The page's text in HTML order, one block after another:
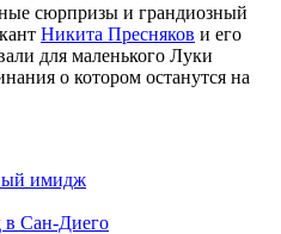
сюрпризы и грандиозный
Никита Пресняков и его
для маленького Луки
о котором останутся на
имидж
в Сан-Диего